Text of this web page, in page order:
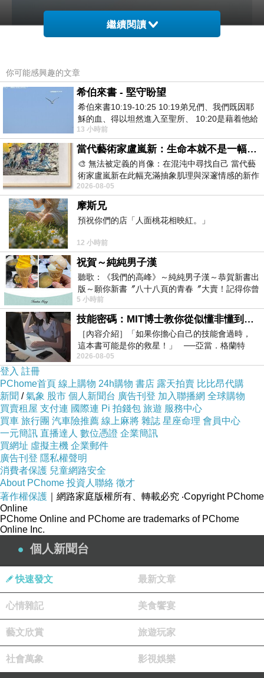
繼續閱讀
你可能感興趣的文章
希伯來書 - 堅守盼望
希伯來書10:19-10:25 10:19弟兄們、我們既因耶
穌的血、得以坦然進入至聖所、 10:20是藉着他給
我們開了一條又新又活的路從幔子經過
13 小時前
當代藝術家盧嵐新：生命本就不是一幅能被定義的肖像，在混亂與交疊中拼湊完整的靈魂
🎨 無法被定義的肖像：在混沌中尋找自己 當代藝
術家盧嵐新在此幅充滿抽象肌理與深邃情感的新作
中，以灰白為基底，交織著塗抹、刮擦與
2026-08-05
摩斯兄
預祝你們的店「人面桃花相映紅。」
12 小時前
祝賀～純純男子漢
聽歌：《我們的高峰》～純純男子漢～恭賀新書出
版～願你新書〞八十八頁的青春〞大賣！記得你曾
經在我的版留言…「好讚的圖^^感覺大家
5 小時前
技能密碼：MIT博士教你從似懂非懂到穩定輸出，把專業變事業的職能升級攻略 /麥特．比恩(容錯)
［內容介紹］「如果你擔心自己的技能會過時，
這本書可能是你的救星！」 ──亞當．格蘭特
（Adam Grant），《
2026-08-05
登入 註冊
PChome首頁 線上購物 24h購物 書店 露天拍賣 比比昂代購
新聞 /氣象 股市 個人新聞台 廣告刊登 加入聯播網 全球購物
買賣租屋 支付連 國際連 Pi 拍錢包 旅遊 服務中心
買車 旅行團 汽車險推薦 線上麻將 雜誌 星座命理 會員中心
一元簡訊 直播達人 數位憑證 企業簡訊
買網址 虛擬主機 企業郵件
廣告刊登 隱私權聲明
消費者保護 兒童網路安全
About PChome 投資人聯絡 徵才
著作權保護 ｜網路家庭版權所有、轉載必究 ‧Copyright PChome
Online
PChome Online and PChome are trademarks of PChome
Online Inc.
個人新聞台
快速發文 最新文章
心情雜記 美食饗宴
藝文欣賞 旅遊玩家
社會萬象 影視娛樂